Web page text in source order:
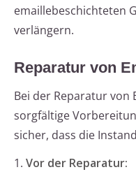
emaillebeschichteten
verlängern.
Reparatur von
Bei der Reparatur von
sorgfältige
sicher, dass die
1. Vor der Reparatur: